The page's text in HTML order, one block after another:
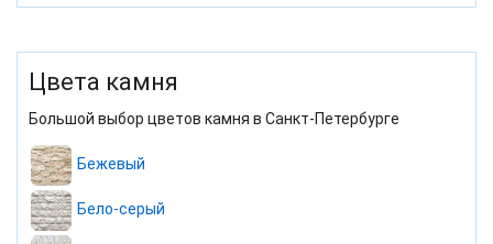
Цвета камня
Большой выбор цветов камня в Санкт-Петербурге
Бежевый
Бело-серый